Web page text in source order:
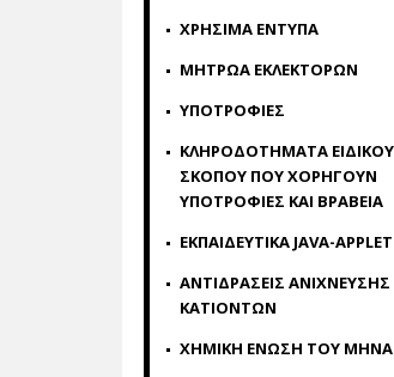
ΧΡΗΣΙΜΑ ΕΝΤΥΠΑ
ΜΗΤΡΩΑ ΕΚΛΕΚΤΟΡΩΝ
ΥΠΟΤΡΟΦΙΕΣ
ΚΛΗΡΟΔΟΤΗΜΑΤΑ ΕΙΔΙΚΟΥ
ΣΚΟΠΟΥ ΠΟΥ ΧΟΡΗΓΟΥΝ
ΥΠΟΤΡΟΦΙΕΣ ΚΑΙ ΒΡΑΒΕΙΑ
ΕΚΠΑΙΔΕΥΤΙΚΑ JAVA-
ΑΝΤΙΔΡΑΣΕΙΣ ΑΝΙΧΝΕΥΣΗΣ
ΚΑΤΙΟΝΤΩΝ
ΧΗΜΙΚΗ ΕΝΩΣΗ ΤΟΥ ΜΗΝΑ